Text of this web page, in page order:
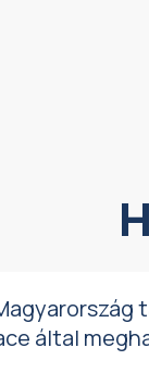
által